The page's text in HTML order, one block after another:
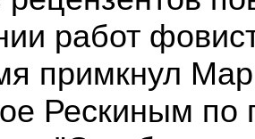
работ
примкнул
Рескиным по